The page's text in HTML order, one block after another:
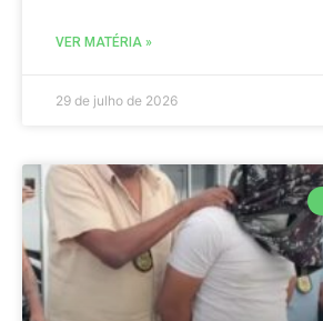
VER MATÉRIA »
29 de julho de 2026